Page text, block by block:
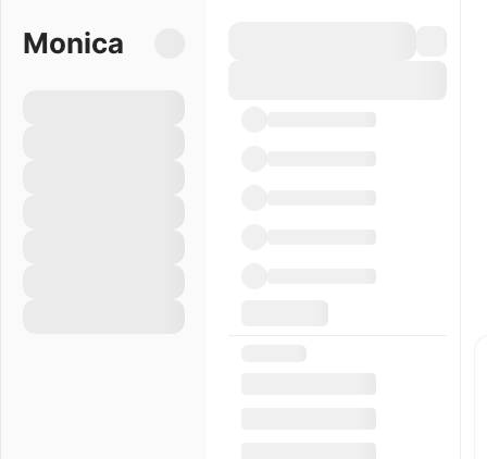
Monica